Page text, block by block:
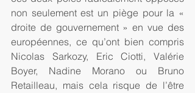
non seulement est un piège pour la «
droite de gouvernement » en vue des
européennes, ce qu’ont bien compris
Nicolas Sarkozy, Eric Ciotti, Valérie
Boyer, Nadine Morano ou Bruno
Retailleau, mais cela risque de l’être